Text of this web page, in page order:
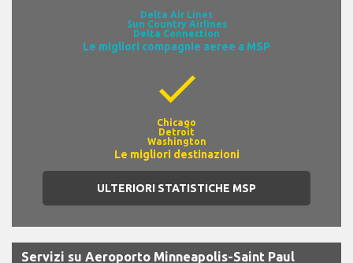
Delta Air Lines
Sun Country Airlines
Delta Connection
Le migliori compagnie aeree a MSP
check
Chicago
Detroit
Washington
Le migliori destinazioni
ULTERIORI STATISTICHE MSP
Servizi su Aeroporto Minneapolis-Saint Paul